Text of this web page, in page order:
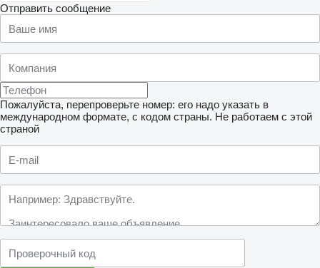
Отправить сообщение
Пожалуйста, перепроверьте номер: его надо указать в
международном формате, с кодом страны. Не работаем с этой
страной